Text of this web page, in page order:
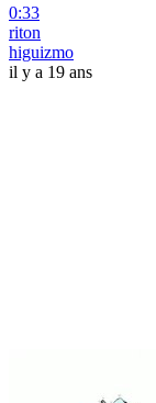
0:33
riton
higuizmo
il y a 19 ans